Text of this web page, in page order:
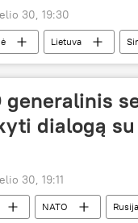
30, 19:30
Lietuva
generalinis
dialogą su
30, 19:11
NATO Rusija